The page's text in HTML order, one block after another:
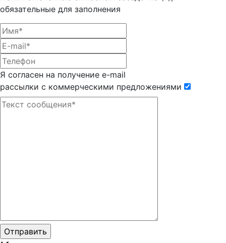
обязательные для заполнения
Я согласен на получение e-mail
рассылки с коммерческими предложениями